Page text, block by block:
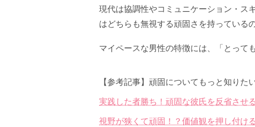
現代は協調性やコミュニケーション・ス
はどちらも無視する頑固さを持っている
マイペースな男性の特徴には、「とって
【参考記事】頑固についてもっと知りた
実践した者勝ち！頑固な彼氏を反省させ
視野が狭くて頑固！？価値観を押し付け